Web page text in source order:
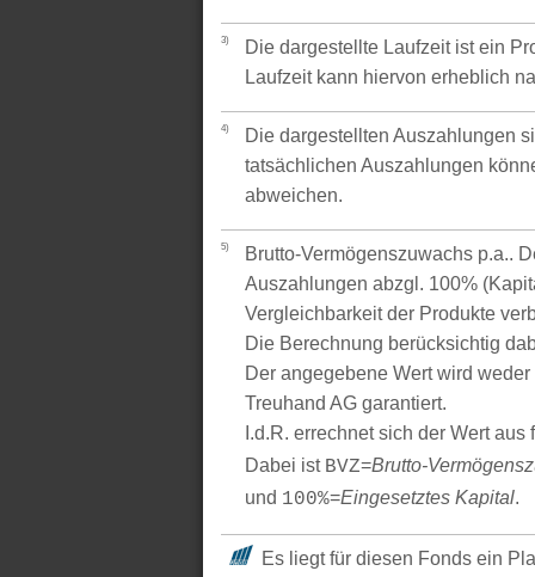
3)
Die dargestellte Laufzeit ist ein
Laufzeit kann hiervon erheblich
4)
Die dargestellten Auszahlungen
tatsächlichen Auszahlungen
abweichen.
5)
Brutto-Vermögenszuwachs p.a..
Auszahlungen abzgl. 100%
Vergleichbarkeit der Produkte
Die Berechnung berücksichtig
Der angegebene Wert wird
Treuhand AG garantiert.
I.d.R. errechnet sich der Wert
Dabei ist BVZ=Brutto-
und 100%=Eingesetztes Kapital.
Es liegt für diesen Fonds ein